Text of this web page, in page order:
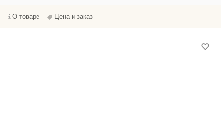
О товаре Цена и заказ